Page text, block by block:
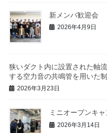
新メンバ歓迎会
2026年4月9日
狭いダクト内に設置された軸
する空力音の共鳴管を用いた
2026年3月23日
ミニオープンキ
2026年3月14日